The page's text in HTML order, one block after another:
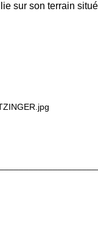
sur son terrain